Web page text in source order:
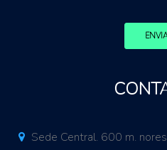
Sede Central. 600 m.